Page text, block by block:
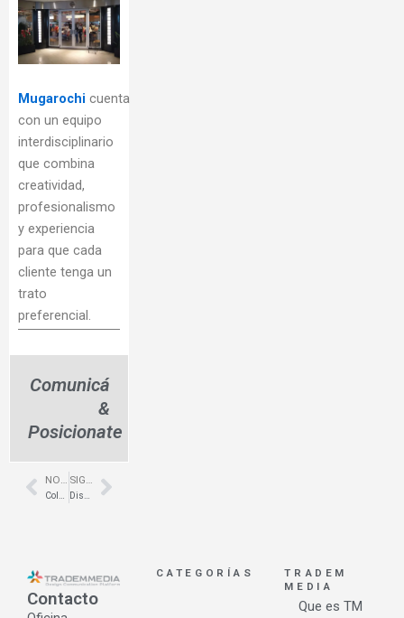
Mugarochi cuenta
con un equipo
interdisciplinario
que combina
creatividad,
profesionalismo
y experiencia
para que cada
cliente tenga un
trato
preferencial.
Comunicá
&
Posicionate
Prev Next
Contacto
CATEGORÍAS
TRADEM
MEDIA
Que es TM